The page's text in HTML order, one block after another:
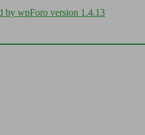
by wpForo version 1.4.13